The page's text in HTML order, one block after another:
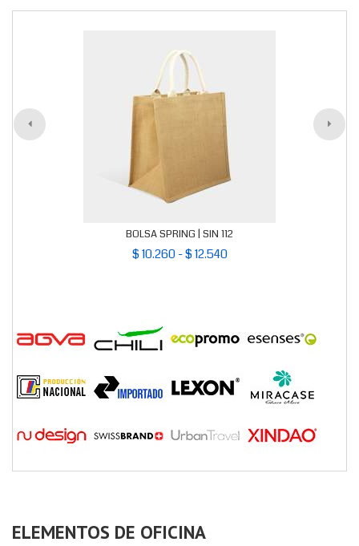
BOLSA SPRING | SIN 112
$ 10.260 - $ 12.540
ELEMENTOS DE OFICINA